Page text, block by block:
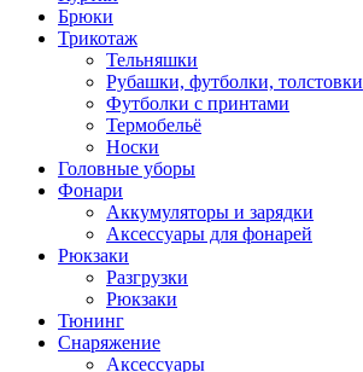
Брюки
Трикотаж
Тельняшки
Рубашки, футболки, толстовки
Футболки с принтами
Термобельё
Носки
Головные уборы
Фонари
Аккумуляторы и зарядки
Аксессуары для фонарей
Рюкзаки
Разгрузки
Рюкзаки
Тюнинг
Снаряжение
Аксессуары